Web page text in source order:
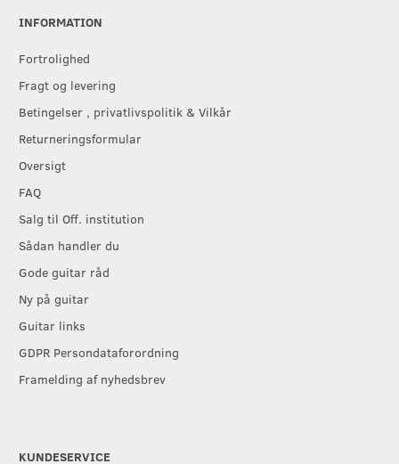
INFORMATION
Fortrolighed
Fragt og levering
Betingelser , privatlivspolitik & Vilkår
Returneringsformular
Oversigt
FAQ
Salg til Off. institution
Sådan handler du
Gode guitar råd
Ny på guitar
Guitar links
GDPR Persondataforordning
Framelding af nyhedsbrev
KUNDESERVICE